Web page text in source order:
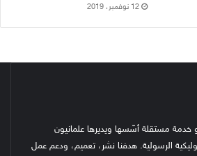
12 نوفمبر، 2019
خدمة مستقلة أسّسها ويديرها علمانيون
الرسولية. هدفنا نشر، تعميم، ودعم عمل